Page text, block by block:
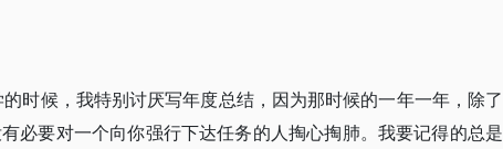
时候，我特别讨厌写年度总结，因为那时候的一年一年，除了
必要对一个向你强行下达任务的人掏心掏肺。我要记得的总是